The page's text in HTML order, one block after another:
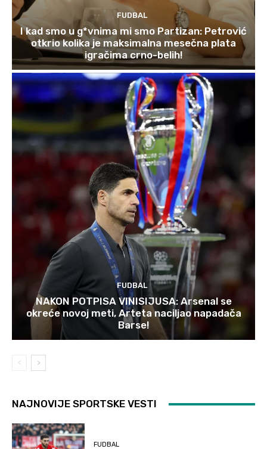
FUDBAL
I kad smo u g*vnima mi smo Partizan: Petrović
otkrio kolika je maksimalna mesečna plata
igračima crno-belih!
FUDBAL
NAKON POTPISA VINISIJUSA: Arsenal se
okreće novoj meti, Arteta naciljao napadača
Barse!
NAJNOVIJE SPORTSKE VESTI
FUDBAL